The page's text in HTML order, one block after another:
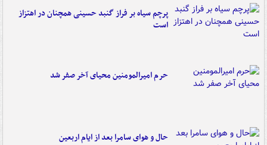
پرچم سیاه بر فراز گنبد حسینی همچنان در اهتزاز
است
حرم امیرالمومنین محیای آخر صفر شد
حال و هوای سامرا بعد از ایام اربعین